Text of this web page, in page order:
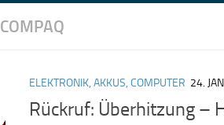
COMPAQ
ELEKTRONIK, AKKUS, COMPUTER 24.
Rückruf: Überhitzung –